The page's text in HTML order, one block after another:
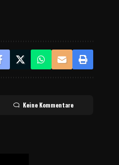
Keine Kommentare